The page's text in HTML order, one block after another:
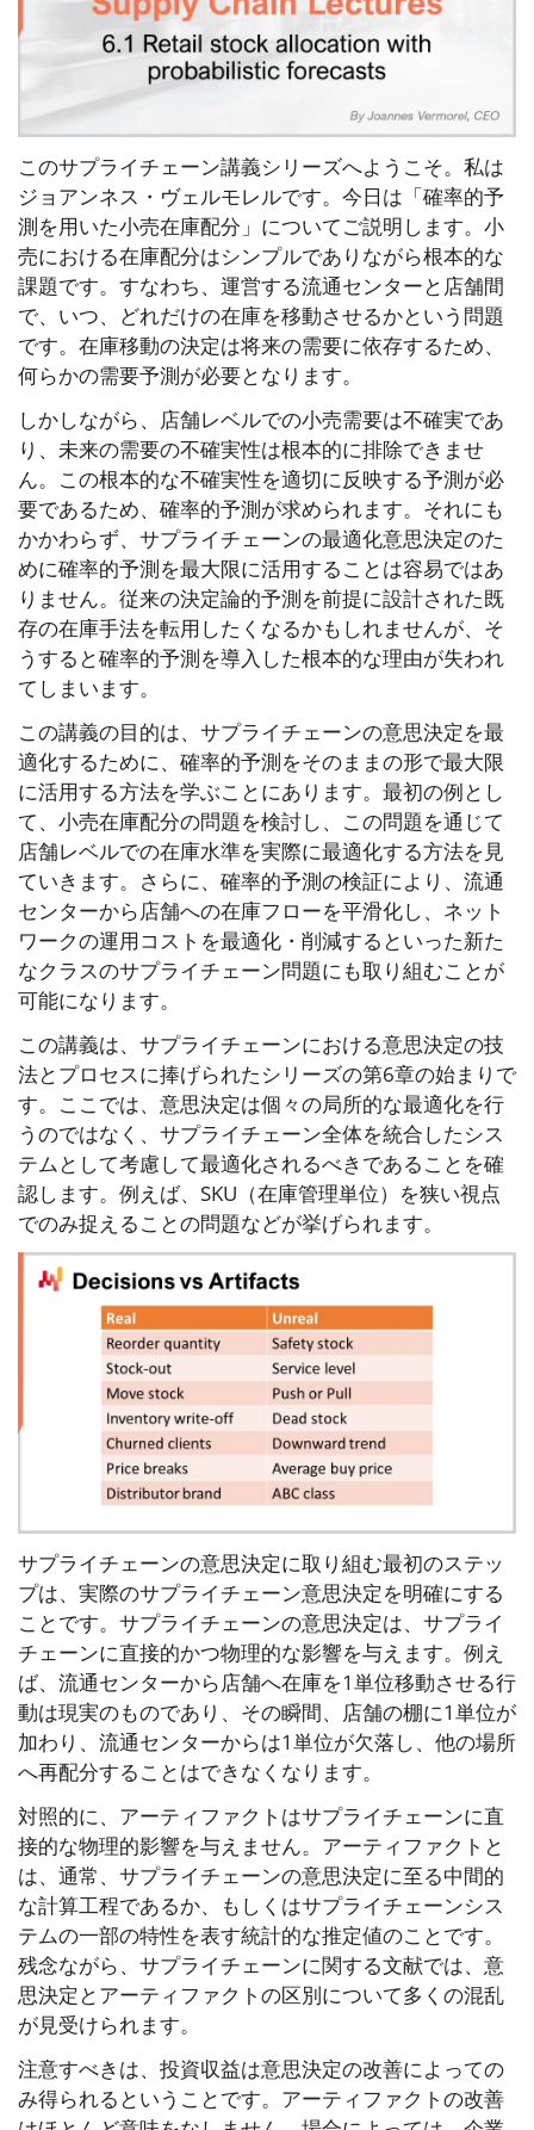
このサプライチェーン講義シリーズへようこそ。私は
ジョアンネス・ヴェルモレルです。今日は「確率的予
測を用いた小売在庫配分」についてご説明します。小
売における在庫配分はシンプルでありながら根本的な
課題です。すなわち、運営する流通センターと店舗間
で、いつ、どれだけの在庫を移動させるかという問題
です。在庫移動の決定は将来の需要に依存するため、
何らかの需要予測が必要となります。
しかしながら、店舗レベルでの小売需要は不確実であ
り、未来の需要の不確実性は根本的に排除できませ
ん。この根本的な不確実性を適切に反映する予測が必
要であるため、確率的予測が求められます。それにも
かかわらず、サプライチェーンの最適化意思決定のた
めに確率的予測を最大限に活用することは容易ではあ
りません。従来の決定論的予測を前提に設計された既
存の在庫手法を転用したくなるかもしれませんが、そ
うすると確率的予測を導入した根本的な理由が失われ
てしまいます。
この講義の目的は、サプライチェーンの意思決定を最
適化するために、確率的予測をそのままの形で最大限
に活用する方法を学ぶことにあります。最初の例とし
て、小売在庫配分の問題を検討し、この問題を通じて
店舗レベルでの在庫水準を実際に最適化する方法を見
ていきます。さらに、確率的予測の検証により、流通
センターから店舗への在庫フローを平滑化し、ネット
ワークの運用コストを最適化・削減するといった新た
なクラスのサプライチェーン問題にも取り組むことが
可能になります。
この講義は、サプライチェーンにおける意思決定の技
法とプロセスに捧げられたシリーズの第6章の始まりで
す。ここでは、意思決定は個々の局所的な最適化を行
うのではなく、サプライチェーン全体を統合したシス
テムとして考慮して最適化されるべきであることを確
認します。例えば、SKU（在庫管理単位）を狭い視点
でのみ捉えることの問題などが挙げられます。
サプライチェーンの意思決定に取り組む最初のステッ
プは、実際のサプライチェーン意思決定を明確にする
ことです。サプライチェーンの意思決定は、サプライ
チェーンに直接的かつ物理的な影響を与えます。例え
ば、流通センターから店舗へ在庫を1単位移動させる行
動は現実のものであり、その瞬間、店舗の棚に1単位が
加わり、流通センターからは1単位が欠落し、他の場所
へ再配分することはできなくなります。
対照的に、アーティファクトはサプライチェーンに直
接的な物理的影響を与えません。アーティファクトと
は、通常、サプライチェーンの意思決定に至る中間的
な計算工程であるか、もしくはサプライチェーンシス
テムの一部の特性を表す統計的な推定値のことです。
残念ながら、サプライチェーンに関する文献では、意
思決定とアーティファクトの区別について多くの混乱
が見受けられます。
注意すべきは、投資収益は意思決定の改善によっての
み得られるということです。アーティファクトの改善